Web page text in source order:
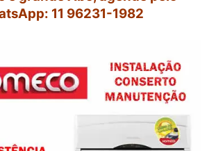
11 96231-1982